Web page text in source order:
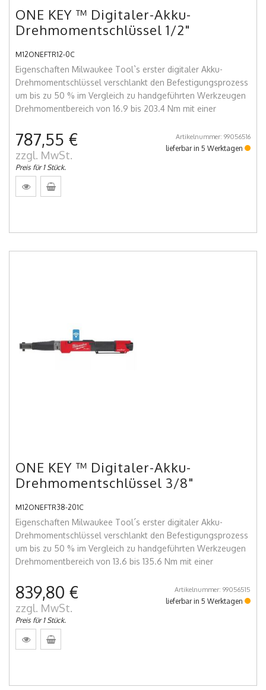
ONE KEY ™ Digitaler-Akku-
Drehmomentschlüssel 1/2"
M12ONEFTR12-0C
Eigenschaften Milwaukee Tool`s erster digitaler Akku-
Drehmomentschlüssel verschlankt den Befestigungsprozess
um bis zu 50 % im Vergleich zu handgeführten Werkzeugen
Drehmomentbereich von 16.9 bis 203.4 Nm mit einer
787,55 €
zzgl. MwSt.
Preis für 1 Stück.
Artikelnummer: 99056516
lieferbar in 5 Werktagen
ONE KEY ™ Digitaler-Akku-
Drehmomentschlüssel 3/8"
M12ONEFTR38-201C
Eigenschaften Milwaukee Tool´s erster digitaler Akku-
Drehmomentschlüssel verschlankt den Befestigungsprozess
um bis zu 50 % im Vergleich zu handgeführten Werkzeugen
Drehmomentbereich von 13.6 bis 135.6 Nm mit einer
839,80 €
zzgl. MwSt.
Preis für 1 Stück.
Artikelnummer: 99056515
lieferbar in 5 Werktagen